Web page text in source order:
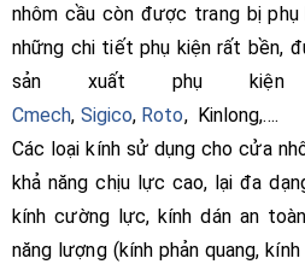
nhôm cầu còn được trang bị
những chi tiết phụ kiện rất bền,
sản xuất phụ
Cmech, Sigico, Roto, Kinlong,....
Các loại kính sử dụng cho cửa
khả năng chịu lực cao, lại đa
kính cường lực, kính dán an
năng lượng (kính phản quang,